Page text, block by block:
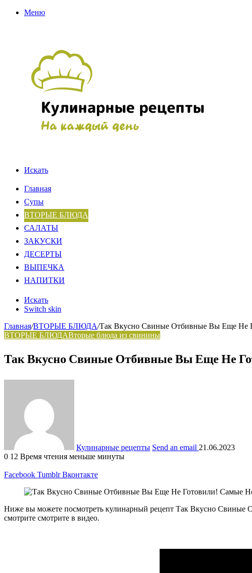
Меню
Искать
Главная
Супы
ВТОРЫЕ БЛЮДА
САЛАТЫ
ЗАКУСКИ
ДЕСЕРТЫ
ВЫПЕЧКА
НАПИТКИ
Искать
Switch skin
Главная/ВТОРЫЕ БЛЮДА/Так Вкусно Свиные Отбивные Вы Еще Не
ВТОРЫЕ БЛЮДАВторые блюда из свинины
Так Вкусно Свиные Отбивные Вы Еще Не
Кулинарные рецепты Send an email 21.06.2023
0 12 Время чтения меньше минуты
Facebook Tumblr Вконтакте
Ниже вы можете посмотреть кулинарный рецепт Так Вкусно
смотрите смотрите в видео.